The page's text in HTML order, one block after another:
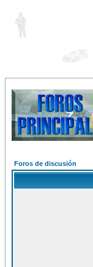
Foros de discusión